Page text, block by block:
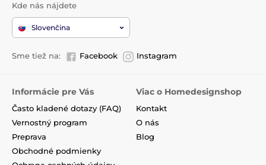
Kde nás nájdete
Slovenčina
Sme tiež na: Facebook Instagram
Informácie pre Vás
Často kladené dotazy (FAQ)
Vernostný program
Preprava
Obchodné podmienky
Viac o Homedesignshop
Kontakt
O nás
Blog